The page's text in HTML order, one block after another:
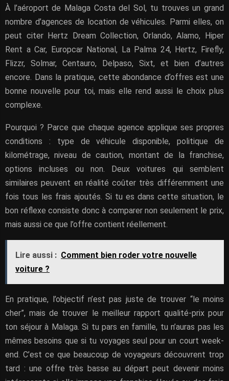
À l’aéroport de Malaga Costa del Sol, tu trouves un grand
nombre d’agences de location de véhicules. Parmi elles, on
peut citer Hertz Dream Collection, Orlando, Alamo, Hiper
Rent a Car, Europcar National, La Palma 24, Hertz, Firefly,
Flizzr, Solmar, Centauro, Delpaso, Sixt, et bien d’autres
encore. Dans la pratique, cette abondance d’offres est une
bonne nouvelle pour toi, mais elle rend aussi le choix plus
complexe.
Pourquoi ? Parce que chaque agence applique ses propres
conditions : type de véhicule disponible, politique de
kilométrage, niveau de caution, montant de la franchise,
options incluses ou non. Deux voitures qui semblent
similaires peuvent en réalité coûter très différemment une
fois tous les frais ajoutés. Si tu es dans cette situation, le
bon réflexe consiste donc à comparer non seulement le prix,
mais aussi ce que l’offre contient réellement.
Lire aussi : Comment bien roder votre nouvelle
voiture ?
En pratique, l’objectif n’est pas juste de trouver “le moins
cher”, mais de trouver le meilleur rapport qualité-prix pour
ton séjour à Malaga. Si tu pars en famille, tu n’auras pas les
mêmes besoins que si tu voyages seul pour un court week-
end. C’est ce que beaucoup de voyageurs découvrent trop
tard : une offre très basse au départ peut devenir moins